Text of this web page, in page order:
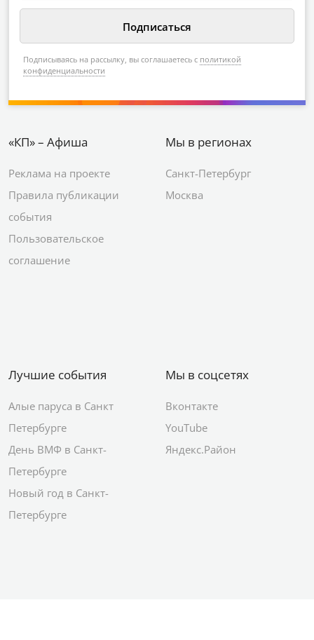
Подписываясь на рассылку, вы соглашаетесь с политикой
конфиденциальности
«КП» – Афиша
Реклама на проекте
Правила публикации
события
Пользовательское
соглашение
Мы в регионах
Санкт-Петербург
Москва
Лучшие события
Алые паруса в Санкт
Петербурге
День ВМФ в Санкт-
Петербурге
Новый год в Санкт-
Петербурге
Мы в соцсетях
Вконтакте
YouTube
Яндекс.Район